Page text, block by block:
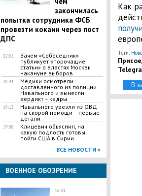
закончилась
попытка сотрудника ФСБ
провезти кокаин через пост
ДПС
22:05
Зачем «Собеседник»
публикует «порочащие
статьи» о властях Москвы
накануне выборов
20:41
Медики осмотрели
доставленного из полиции
Навального и вынесли
вердикт – кадры
19:13
Навального увезли из ОВД
на скорой помощи – первые
детали
19:08
Клицевич объяснил, на
какую подлость готовы
пойти США в Сирии
ВСЕ НОВОСТИ »
ВОЕННОЕ ОБОЗРЕНИЕ
16:01
Как
Теги:
В